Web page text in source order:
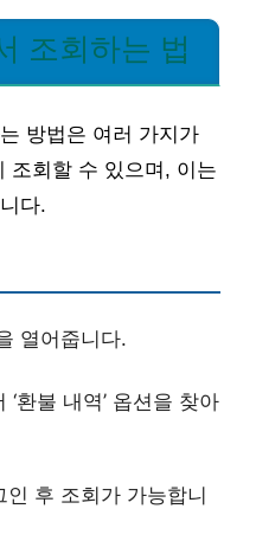
조회하는 법
방법은 여러 가지가
조회할 수 있으며, 이는
다.
열어줍니다.
‘환불 내역’ 옵션을 찾아
인 후 조회가 가능합니